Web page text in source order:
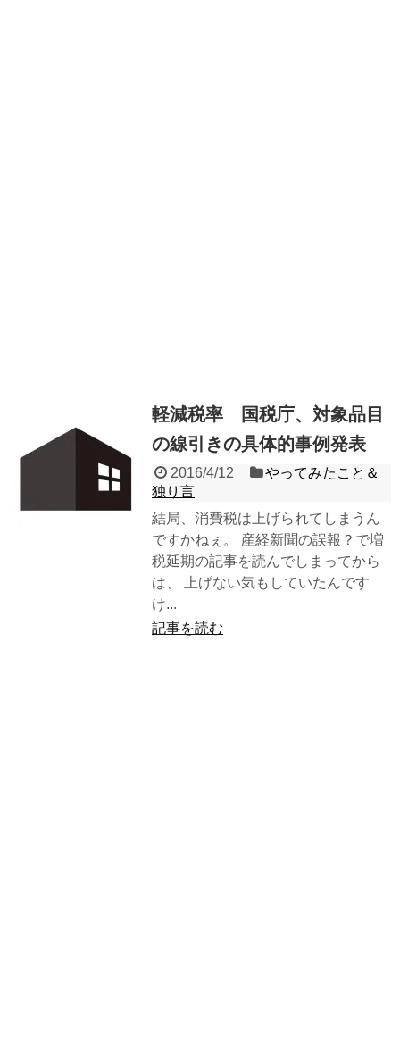
軽減税率 国税庁、対象品目
の線引きの具体的事例発表
2016/4/12
やってみたこと＆
独り言
結局、消費税は上げられてしまうん
ですかねぇ。 産経新聞の誤報？で増
税延期の記事を読んでしまってから
は、 上げない気もしていたんです
け...
記事を読む